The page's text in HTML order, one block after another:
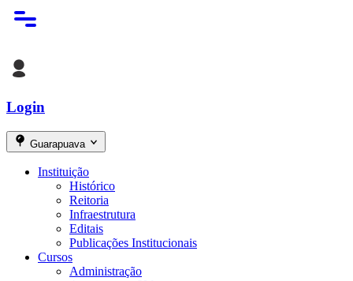
Login
Guarapuava
Instituição
Histórico
Reitoria
Infraestrutura
Editais
Publicações Institucionais
Cursos
Administração